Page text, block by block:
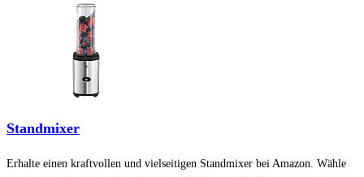
Standmixer
Erhalte einen kraftvollen und vielseitigen Standmixer bei Amazon. Wähle